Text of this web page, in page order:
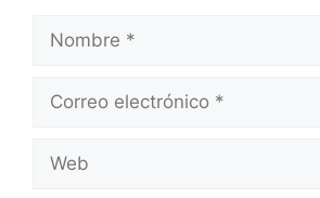
Nombre
Correo
Web